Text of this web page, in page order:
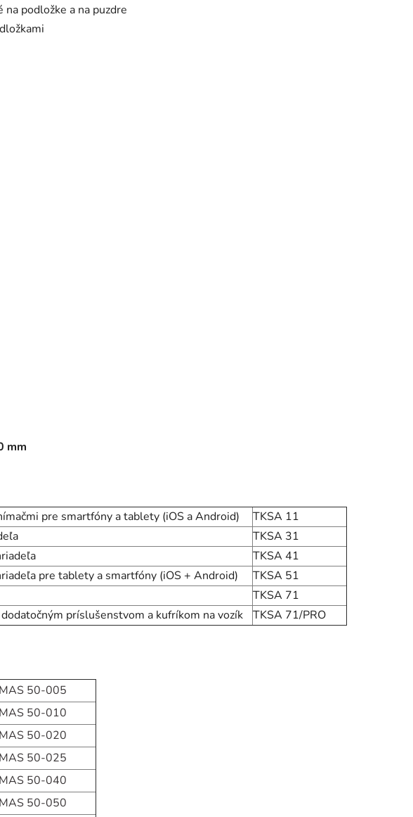
podložke a na puzdre
mm
pre smartfóny a tablety (iOS a Android)
TKSA 11
TKSA 31
TKSA 41
pre tablety a smartfóny (iOS + Android)
TKSA 51
TKSA 71
príslušenstvom a kufríkom na vozík
TKSA 71/PRO
50-005
50-010
50-020
50-025
50-040
50-050